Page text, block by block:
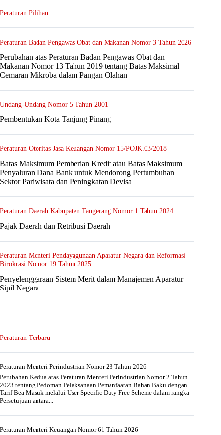
Peraturan Pilihan
Peraturan Badan Pengawas Obat dan Makanan Nomor 3 Tahun 2026
Perubahan atas Peraturan Badan Pengawas Obat dan
Makanan Nomor 13 Tahun 2019 tentang Batas Maksimal
Cemaran Mikroba dalam Pangan Olahan
Undang-Undang Nomor 5 Tahun 2001
Pembentukan Kota Tanjung Pinang
Peraturan Otoritas Jasa Keuangan Nomor 15/POJK.03/2018
Batas Maksimum Pemberian Kredit atau Batas Maksimum
Penyaluran Dana Bank untuk Mendorong Pertumbuhan
Sektor Pariwisata dan Peningkatan Devisa
Peraturan Daerah Kabupaten Tangerang Nomor 1 Tahun 2024
Pajak Daerah dan Retribusi Daerah
Peraturan Menteri Pendayagunaan Aparatur Negara dan Reformasi
Birokrasi Nomor 19 Tahun 2025
Penyelenggaraan Sistem Merit dalam Manajemen Aparatur
Sipil Negara
Peraturan Terbaru
Peraturan Menteri Perindustrian Nomor 23 Tahun 2026
Perubahan Kedua atas Peraturan Menteri Perindustrian Nomor 2 Tahun
2023 tentang Pedoman Pelaksanaan Pemanfaatan Bahan Baku dengan
Tarif Bea Masuk melalui User Specific Duty Free Scheme dalam rangka
Persetujuan antara...
Peraturan Menteri Keuangan Nomor 61 Tahun 2026